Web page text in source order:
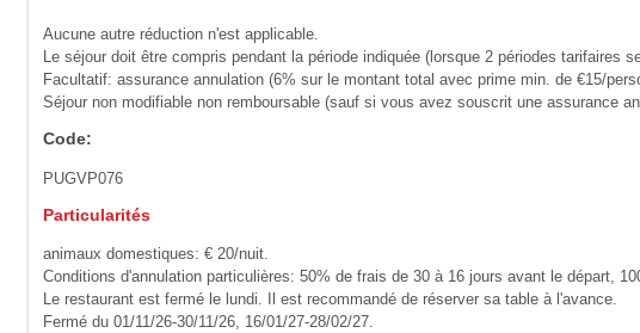
Aucune autre réduction n'est applicable.
Le séjour doit être compris pendant la période indiquée (lorsque 2 périodes tarifaires
Facultatif: assurance annulation (6% sur le montant total avec prime min. de €15/
Séjour non modifiable non remboursable (sauf si vous avez souscrit une assurance
Code:
PUGVP076
Particularités
animaux domestiques: € 20/nuit.
Conditions d'annulation particulières: 50% de frais de 30 à 16 jours avant le départ,
Le restaurant est fermé le lundi. Il est recommandé de réserver sa table à l'avance.
Fermé du 01/11/26-30/11/26, 16/01/27-28/02/27.